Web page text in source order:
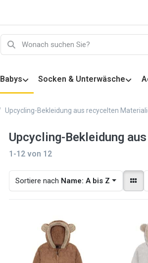
Babys Socken & Unterwäsche
Upcycling-Bekleidung aus recycelten
Upcycling-Bekleidung
1-12 von 12
Sortiere nach Name: A bis Z